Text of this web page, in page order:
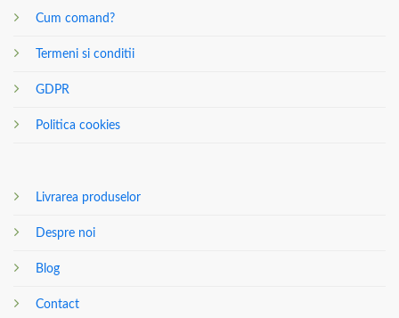
Cum comand?
Termeni si conditii
GDPR
Politica cookies
Livrarea produselor
Despre noi
Blog
Contact